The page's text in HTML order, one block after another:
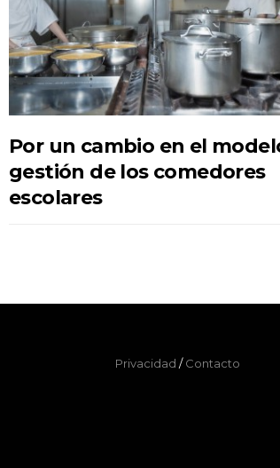
Por un cambio en el
gestión de los comedores
escolares
Privacidad /Contacto